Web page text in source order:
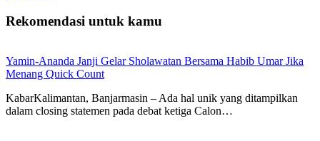
Rekomendasi untuk kamu
Yamin-Ananda Janji Gelar Sholawatan Bersama Habib Umar Jika
Menang Quick Count
KabarKalimantan, Banjarmasin – Ada hal unik yang ditampilkan
dalam closing statemen pada debat ketiga Calon…